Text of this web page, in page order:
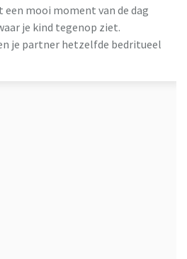
mooi moment van de dag
je kind tegenop ziet.
je partner hetzelfde bedritueel